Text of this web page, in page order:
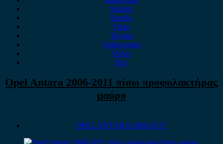
Subaru
Suzuki
Tesla
Toyota
Volkswagen
Volvo
Xev
Opel Antara 2006-2011 πίσω προφυλακτήρας
μαύρο
OPEL ANTARA 2006-2017